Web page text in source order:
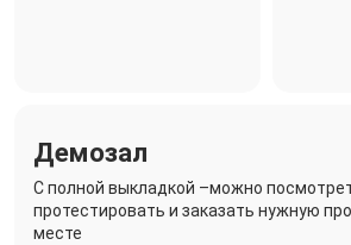
Демозал
C полной выкладкой –можно
протестировать и заказать нужную
месте